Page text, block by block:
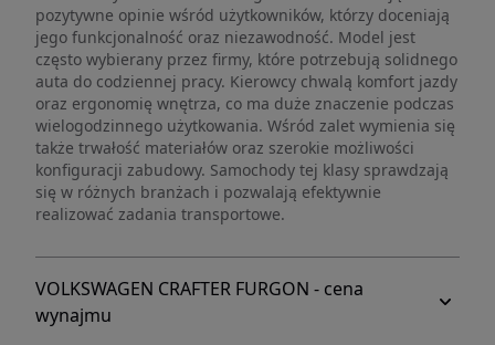
pozytywne opinie wśród użytkowników, którzy doceniają
jego funkcjonalność oraz niezawodność. Model jest
często wybierany przez firmy, które potrzebują solidnego
auta do codziennej pracy. Kierowcy chwalą komfort jazdy
oraz ergonomię wnętrza, co ma duże znaczenie podczas
wielogodzinnego użytkowania. Wśród zalet wymienia się
także trwałość materiałów oraz szerokie możliwości
konfiguracji zabudowy. Samochody tej klasy sprawdzają
się w różnych branżach i pozwalają efektywnie
realizować zadania transportowe.
VOLKSWAGEN CRAFTER FURGON - cena
wynajmu